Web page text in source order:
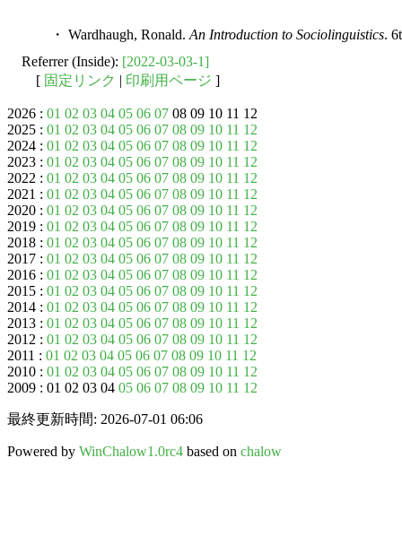
・ Wardhaugh, Ronald. An Introduction to Sociolinguistics.
Referrer (Inside): [2022-03-03-1]
[ 固定リンク | 印刷用ページ ]
2026 : 01 02 03 04 05 06 07 08 09 10 11 12
2025 : 01 02 03 04 05 06 07 08 09 10 11 12
2024 : 01 02 03 04 05 06 07 08 09 10 11 12
2023 : 01 02 03 04 05 06 07 08 09 10 11 12
2022 : 01 02 03 04 05 06 07 08 09 10 11 12
2021 : 01 02 03 04 05 06 07 08 09 10 11 12
2020 : 01 02 03 04 05 06 07 08 09 10 11 12
2019 : 01 02 03 04 05 06 07 08 09 10 11 12
2018 : 01 02 03 04 05 06 07 08 09 10 11 12
2017 : 01 02 03 04 05 06 07 08 09 10 11 12
2016 : 01 02 03 04 05 06 07 08 09 10 11 12
2015 : 01 02 03 04 05 06 07 08 09 10 11 12
2014 : 01 02 03 04 05 06 07 08 09 10 11 12
2013 : 01 02 03 04 05 06 07 08 09 10 11 12
2012 : 01 02 03 04 05 06 07 08 09 10 11 12
2011 : 01 02 03 04 05 06 07 08 09 10 11 12
2010 : 01 02 03 04 05 06 07 08 09 10 11 12
2009 : 01 02 03 04 05 06 07 08 09 10 11 12
最終更新時間: 2026-07-01 06:06
Powered by WinChalow1.0rc4 based on chalow